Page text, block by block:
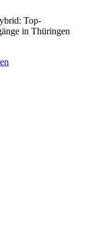
Top-
in Thüringen